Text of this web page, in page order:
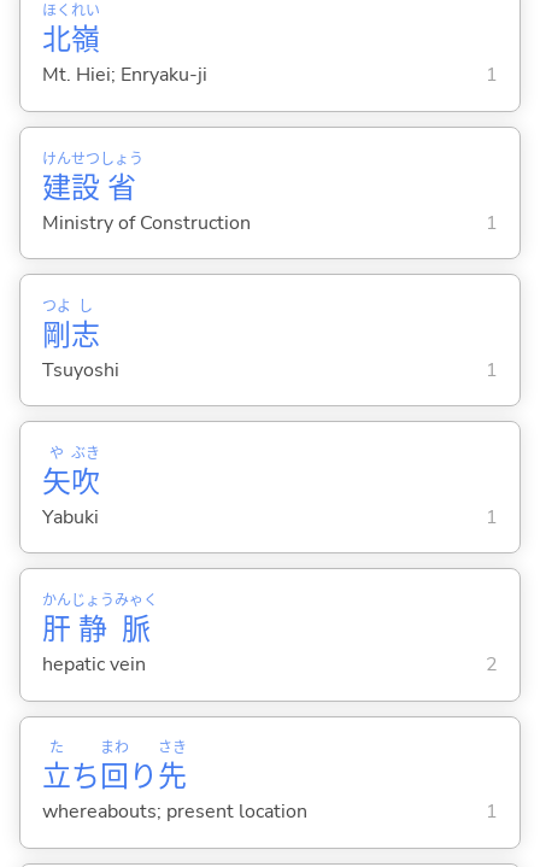
北
ほく
嶺
れい
Mt. Hiei; Enryaku-ji 1
建
けん
設
せつ
省
しょう
Ministry of Construction 1
剛
つよ
志
し
Tsuyoshi 1
矢
や
吹
ぶき
Yabuki 1
肝
かん
静
じょう
脈
みゃく
hepatic vein 2
立
た
ち回
まわ
り先
さき
whereabouts; present location 1